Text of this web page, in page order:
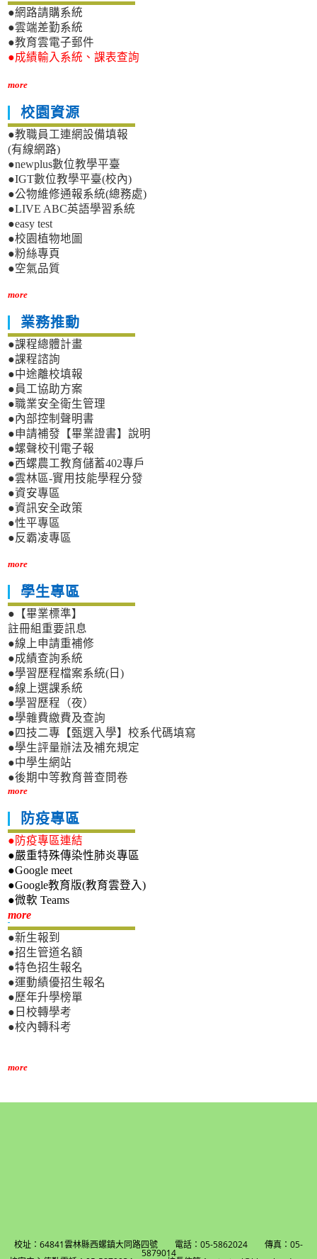
●網路請購系統
●雲端差勤系統
●教育雲電子郵件
●成績輸入系統、課表查詢
more
校園資源
●教職員工連網設備填報
(有線網路)
●newplus數位教學平臺
●IGT數位教學平臺(校內)
●公物維修通報系統(總務處)
●LIVE ABC英語學習系統
●easy test
●校園植物地圖
●粉絲專頁
●空氣品質
more
業務推動
●課程總體計畫
●課程諮詢
●中途離校填報
●員工協助方案
●職業安全衛生管理
●內部控制聲明書
●申請補發【畢業證書】說明
●螺聲校刊電子報
●西螺農工教育儲蓄402專戶
●雲林區-實用技能學程分發
●資安專區
●資訊安全政策
●性平專區
●反霸凌專區
more
學生專區
●【畢業標準】
註冊組重要訊息
●線上申請重補修
●成績查詢系統
●學習歷程檔案系統(日)
●線上選課系統
●學習歷程（夜）
●學雜費繳費及查詢
●四技二專【甄選入學】校系代碼填寫
●學生評量辦法及補充規定
●中學生網站
●後期中等教育普查問卷
more
防疫專區
●防疫專區連結
●嚴重特殊傳染性肺炎專區
●Google meet
●Google教育版(教育雲登入)
●微軟 Teams
more新生專區
●新生報到
●招生管道名額
●特色招生報名
●運動績優招生報名
●歷年升學榜單
●日校轉學考
●校內轉科考
more
校址：64841雲林縣西螺鎮大同路四號 電話：05-5862024 傳真：05-
5879014